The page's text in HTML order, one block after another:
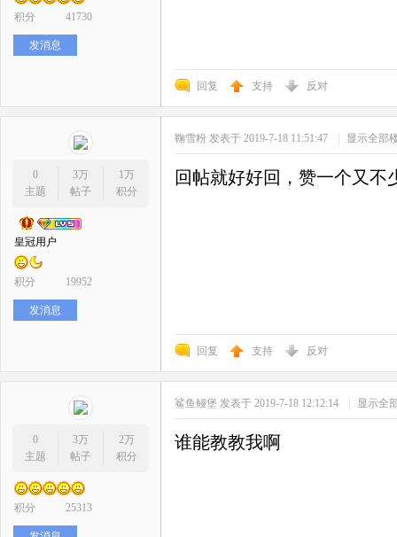
积分 41730
发消息
回复 支持 反对
0
主题
3万
帖子
1万
积分
皇冠用户
积分 19952
发消息
鞠雪粉 发表于 2019-7-18 11:51:47 | 显示全部
回帖就好好回，赞一个又不
回复 支持 反对
0
主题
3万
帖子
2万
积分
积分 25313
鲨鱼鳗堡 发表于 2019-7-18 12:12:14 | 显示全
谁能教教我啊